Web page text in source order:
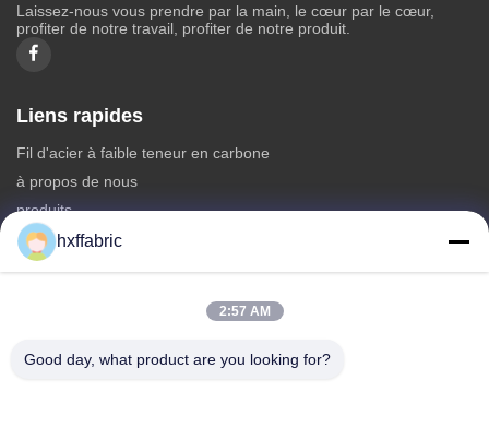
Laissez-nous vous prendre par la main, le cœur par le cœur,
profiter de notre travail, profiter de notre produit.
Liens rapides
Fil d'acier à faible teneur en carbone
à propos de nous
produits
Contactez-nous
Tissu en néoprène SBR
hxffabric
2:57 AM
Good day, what product are you looking for?